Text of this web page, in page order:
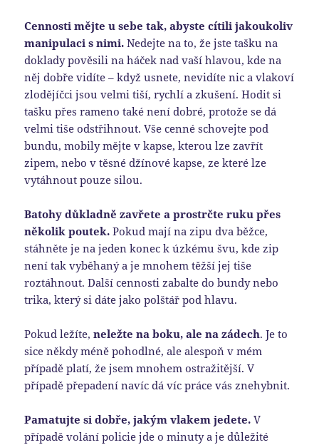
Cennosti mějte u sebe tak, abyste cítili jakoukoliv
manipulaci s nimi. Nedejte na to, že jste tašku na
doklady pověsili na háček nad vaší hlavou, kde na
něj dobře vidíte – když usnete, nevidíte nic a vlakoví
zlodějíčci jsou velmi tiší, rychlí a zkušení. Hodit si
tašku přes rameno také není dobré, protože se dá
velmi tiše odstřihnout. Vše cenné schovejte pod
bundu, mobily mějte v kapse, kterou lze zavřít
zipem, nebo v těsné džínové kapse, ze které lze
vytáhnout pouze silou.
Batohy důkladně zavřete a prostrčte ruku přes
několik poutek. Pokud mají na zipu dva běžce,
stáhněte je na jeden konec k úzkému švu, kde zip
není tak vyběhaný a je mnohem těžší jej tiše
roztáhnout. Další cennosti zabalte do bundy nebo
trika, který si dáte jako polštář pod hlavu.
Pokud ležíte,neležte na boku, ale na zádech. Je to
sice někdy méně pohodlné, ale alespoň v mém
případě platí, že jsem mnohem ostražitější. V
případě přepadení navíc dá víc práce vás znehybnit.
Pamatujte si dobře, jakým vlakem jedete. V
případě volání policie jde o minuty a je důležité